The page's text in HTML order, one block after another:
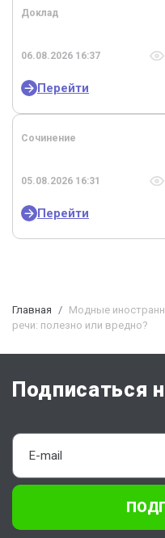
Доклад
06.08.2026 16:37
Перейти
Сочинение
05.08.2026 16:31
Перейти
Главная
Модные
речи: полезно или вредно?
Подписаться